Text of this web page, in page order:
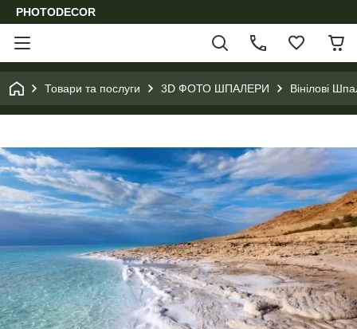
PHOTODECOR
Товари та послуги 3D ФОТО ШПАЛЕРИ Вінілові